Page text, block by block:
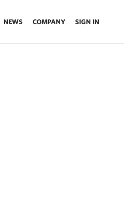
NEWS COMPANY SIGN IN